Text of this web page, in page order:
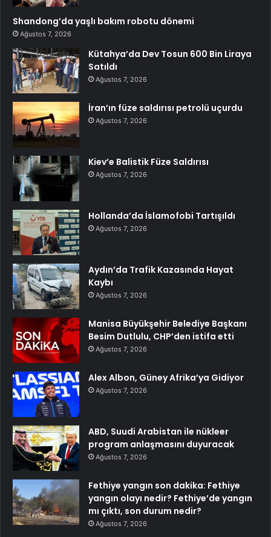
Shandong’da yaşlı bakım robotu dönemi
Ağustos 7, 2026
Kütahya’da Dev Tosun 600 Bin Liraya
Satıldı
Ağustos 7, 2026
İran’ın füze saldırısı petrolü uçurdu
Ağustos 7, 2026
Kiev’e Balistik Füze Saldırısı
Ağustos 7, 2026
Hollanda’da İslamofobi Tartışıldı
Ağustos 7, 2026
Aydın’da Trafik Kazasında Hayat
Kaybı
Ağustos 7, 2026
Manisa Büyükşehir Belediye Başkanı
Besim Dutlulu, CHP’den istifa etti
Ağustos 7, 2026
Alex Albon, Güney Afrika’ya Gidiyor
Ağustos 7, 2026
ABD, Suudi Arabistan ile nükleer
program anlaşmasını duyuracak
Ağustos 7, 2026
Fethiye yangın son dakika: Fethiye
yangın olayı nedir? Fethiye’de yangın
mı çıktı, son durum nedir?
Ağustos 7, 2026